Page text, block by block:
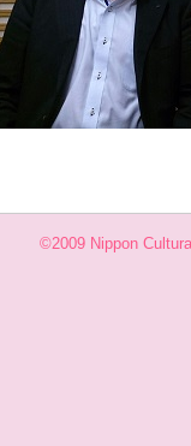
©2009 Nippon